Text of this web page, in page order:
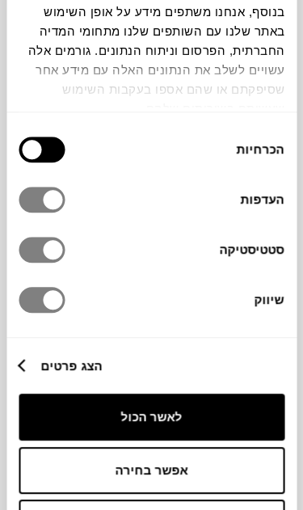
בנוסף, אנחנו משתפים מידע על אופן השימוש
באתר שלנו עם השותפים שלנו מתחומי המדיה
החברתית, הפרסום וניתוח הנתונים. גורמים אלה
עשויים לשלב את הנתונים האלה עם מידע אחר
שסיפקתם או שהם אספו בעקבות השימוש
הסכמה
הכרחיות
העדפות
סטטיסטיקה
שיווק
הצג פרטים
לאשר הכול
אפשר בחירה
חלה שגיאה. אנא רעננו את הדף ונסו שנית
צבעים
מחבת 24 COOK & SPACE, שייכת לסדרת
מחבתות וסירים של המותג האיטלקי GUZZINI.
שלבי בישול, מהכנה ועד אחסון פרקטי ונוח.
הידיות מתקפלות וכל המוצרים עם ציפוי נון –
סטיק, נטול חומרים רעילים וניקל. מתאימים
לשימוש בתנור בחום גבוה ושטיפה במדיח כלים.